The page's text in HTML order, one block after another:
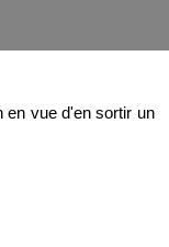
en vue d'en sortir un